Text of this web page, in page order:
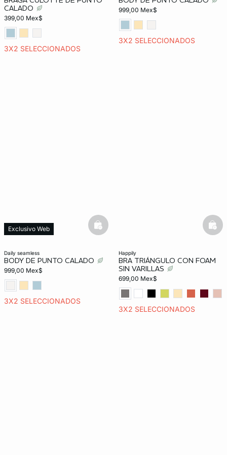
CALADO
399,00 Mex$
3X2 SELECCIONADOS
999,00 Mex$
3X2 SELECCIONADOS
daily seamless
BODY DE PUNTO CALADO
999,00 Mex$
3X2 SELECCIONADOS
Exclusivo Web basketfull
happily
BRA TRIÁNGULO CON FOAM
SIN VARILLAS
699,00 Mex$
3X2 SELECCIONADOS